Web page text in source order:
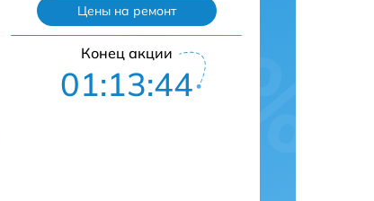
Цены на ремонт
Конец акции
01:13:42